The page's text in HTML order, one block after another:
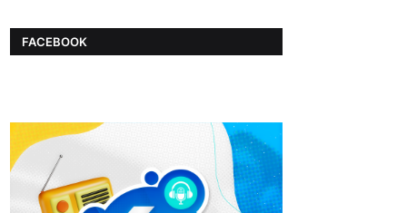
FACEBOOK